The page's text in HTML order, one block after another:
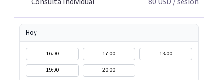
Hoy
16:00 17:00
18:00
19:00
20:00